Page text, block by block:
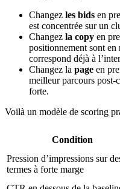
Changez les bids en
est concentrée sur un
Changez la copy en
positionnement sont en
correspond déjà à
Changez la page en
meilleur parcours post-
forte.
Voilà un modèle de scoring
Condition
Pression d’impressions sur
termes à forte marge